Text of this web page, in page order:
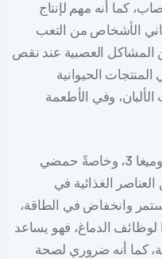
كما أنه مهم لإنتاج
الأشخاص من التعب
المشاكل العصبية عند نقص
ب12، يوجد فيتامين ب12 في المنتجات الحيوانية
وفي الأطعمة
أوميغا 3، وخاصةً حمضي EPA وDHA، قد تساعد في تقليل
الغذائية في
وانخفاض في الطاقة،
جدًا لوظائف الدماغ، فهو يساعد
كما أنه ضروري لصحة